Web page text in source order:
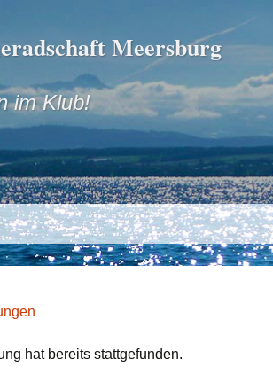
Meersburg
im Klub!
Suchen
nach:
hat bereits stattgefunden.